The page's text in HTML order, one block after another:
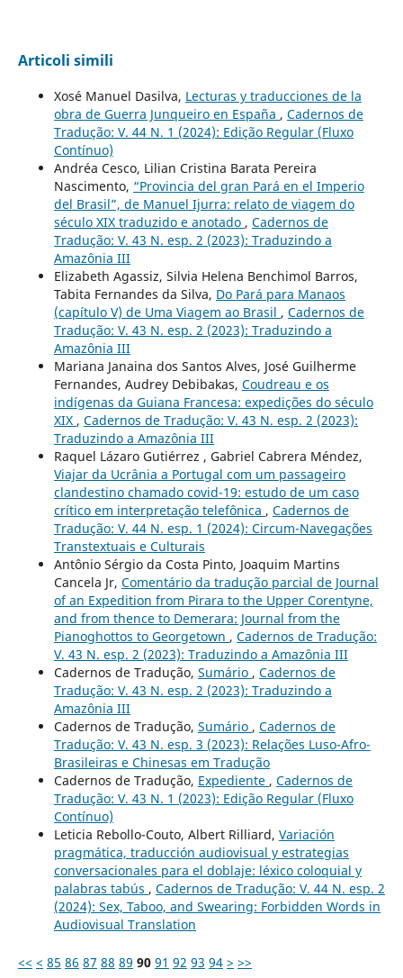
Articoli simili
Xosé Manuel Dasilva, Lecturas y traducciones de la
obra de Guerra Junqueiro en España , Cadernos de
Tradução: V. 44 N. 1 (2024): Edição Regular (Fluxo
Contínuo)
Andréa Cesco, Lilian Cristina Barata Pereira
Nascimento, “Provincia del gran Pará en el Imperio
del Brasil”, de Manuel Ijurra: relato de viagem do
século XIX traduzido e anotado , Cadernos de
Tradução: V. 43 N. esp. 2 (2023): Traduzindo a
Amazônia III
Elizabeth Agassiz, Silvia Helena Benchimol Barros,
Tabita Fernandes da Silva, Do Pará para Manaos
(capítulo V) de Uma Viagem ao Brasil , Cadernos de
Tradução: V. 43 N. esp. 2 (2023): Traduzindo a
Amazônia III
Mariana Janaina dos Santos Alves, José Guilherme
Fernandes, Audrey Debibakas, Coudreau e os
indígenas da Guiana Francesa: expedições do século
XIX , Cadernos de Tradução: V. 43 N. esp. 2 (2023):
Traduzindo a Amazônia III
Raquel Lázaro Gutiérrez , Gabriel Cabrera Méndez,
Viajar da Ucrânia a Portugal com um passageiro
clandestino chamado covid-19: estudo de um caso
crítico em interpretação telefônica , Cadernos de
Tradução: V. 44 N. esp. 1 (2024): Circum-Navegações
Transtextuais e Culturais
Antônio Sérgio da Costa Pinto, Joaquim Martins
Cancela Jr, Comentário da tradução parcial de Journal
of an Expedition from Pirara to the Upper Corentyne,
and from thence to Demerara: Journal from the
Pianoghottos to Georgetown , Cadernos de Tradução:
V. 43 N. esp. 2 (2023): Traduzindo a Amazônia III
Cadernos de Tradução, Sumário , Cadernos de
Tradução: V. 43 N. esp. 2 (2023): Traduzindo a
Amazônia III
Cadernos de Tradução, Sumário , Cadernos de
Tradução: V. 43 N. esp. 3 (2023): Relações Luso-Afro-
Brasileiras e Chinesas em Tradução
Cadernos de Tradução, Expediente , Cadernos de
Tradução: V. 43 N. 1 (2023): Edição Regular (Fluxo
Contínuo)
Leticia Rebollo-Couto, Albert Rilliard, Variación
pragmática, traducción audiovisual y estrategias
conversacionales para el doblaje: léxico coloquial y
palabras tabús , Cadernos de Tradução: V. 44 N. esp. 2
(2024): Sex, Taboo, and Swearing: Forbidden Words in
Audiovisual Translation
<< < 85 86 87 88 89 90 91 92 93 94 > >>